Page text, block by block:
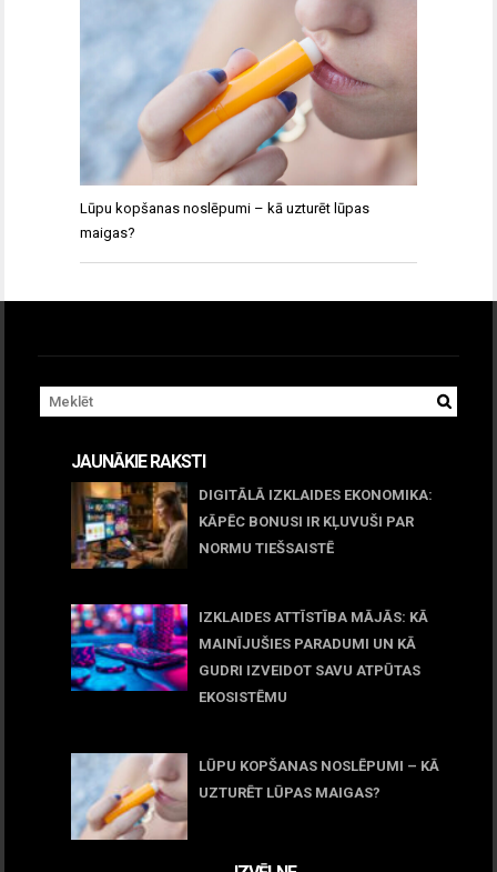
Lūpu kopšanas noslēpumi – kā uzturēt lūpas
maigas?
JAUNĀKIE RAKSTI
DIGITĀLĀ IZKLAIDES EKONOMIKA:
KĀPĒC BONUSI IR KĻUVUŠI PAR
NORMU TIEŠSAISTĒ
IZKLAIDES ATTĪSTĪBA MĀJĀS: KĀ
MAINĪJUŠIES PARADUMI UN KĀ
GUDRI IZVEIDOT SAVU ATPŪTAS
EKOSISTĒMU
LŪPU KOPŠANAS NOSLĒPUMI – KĀ
UZTURĒT LŪPAS MAIGAS?